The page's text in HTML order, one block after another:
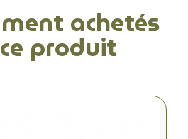
achetés
produit